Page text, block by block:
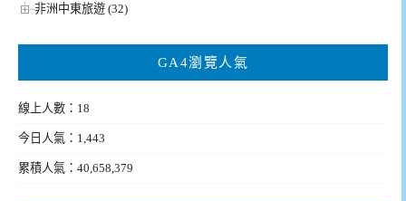
非洲中東旅遊 (32)
GA4瀏覽人氣
線上人數：18
今日人氣：1,443
累積人氣：40,658,379